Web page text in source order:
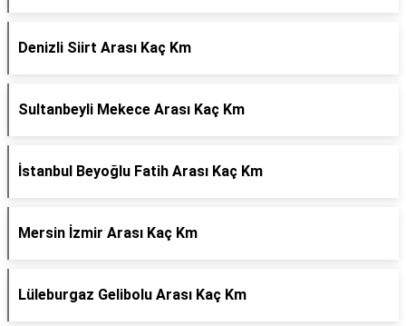
Denizli Siirt Arası Kaç Km
Sultanbeyli Mekece Arası Kaç Km
İstanbul Beyoğlu Fatih Arası Kaç Km
Mersin İzmir Arası Kaç Km
Lüleburgaz Gelibolu Arası Kaç Km